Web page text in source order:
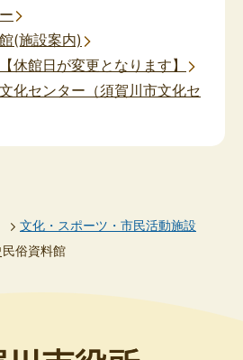
(施設案内)
休館日が変更となります】
化センター（須賀川市文化セ
文化・スポーツ・市民活動施設
民俗資料館